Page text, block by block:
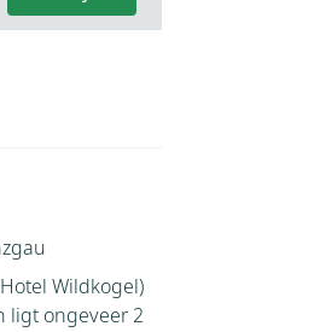
Wildkogel)
ligt ongeveer 2